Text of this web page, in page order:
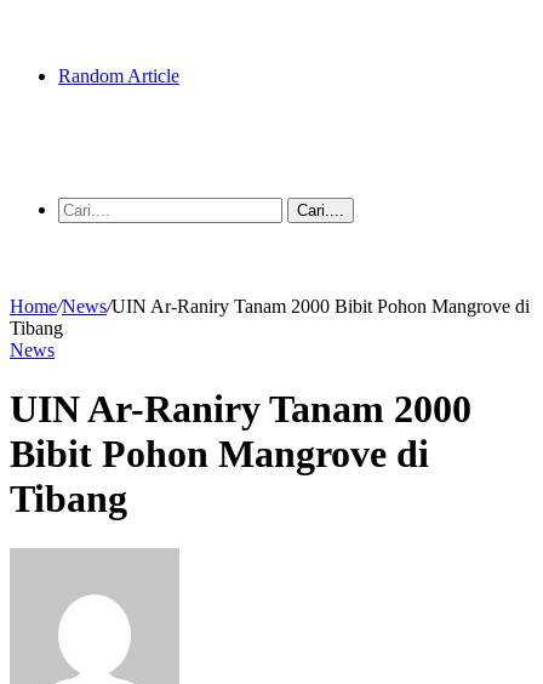
Random Article
Cari....
Home/News/UIN Ar-Raniry Tanam 2000 Bibit Pohon Mangrove di
Tibang
News
UIN Ar-Raniry Tanam 2000
Bibit Pohon Mangrove di
Tibang